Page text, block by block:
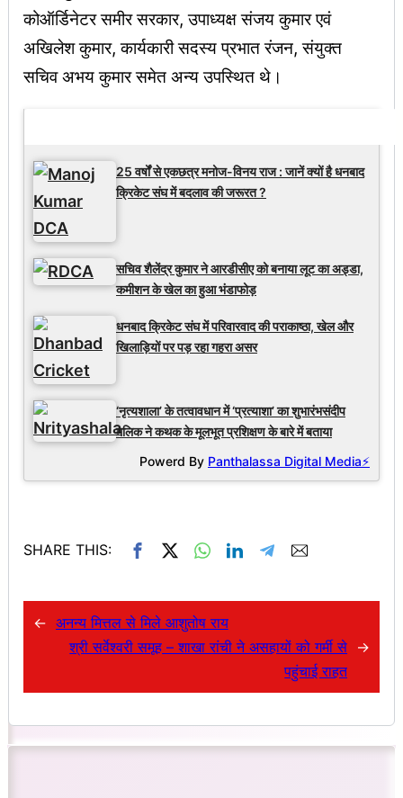
कोऑर्डिनेटर समीर सरकार, उपाध्यक्ष संजय कुमार एवं
अखिलेश कुमार, कार्यकारी सदस्य प्रभात रंजन, संयुक्त
सचिव अभय कुमार समेत अन्य उपस्थित थे।
25 वर्षों से एकछत्र मनोज-विनय राज : जानें क्यों है धनबाद
क्रिकेट संघ में बदलाव की जरूरत ?
सचिव शैलेंद्र कुमार ने आरडीसीए को बनाया लूट का अड्डा,
कमीशन के खेल का हुआ भंडाफोड़
धनबाद क्रिकेट संघ में परिवारवाद की पराकाष्ठा, खेल और
खिलाड़ियों पर पड़ रहा गहरा असर
‘नृत्यशाला’ के तत्वावधान में ‘प्रत्याशा’ का शुभारंभसंदीप
मलिक ने कथक के मूलभूत प्रशिक्षण के बारे में बताया
Powerd By Panthalassa Digital Media⚡
SHARE THIS:
← अनन्य मित्तल से मिले आशुतोष राय
श्री सर्वेश्वरी समूह – शाखा रांची ने असहायों को गर्मी से
पहुंचाई राहत
→